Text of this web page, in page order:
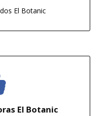
El Botanic
El Botanic